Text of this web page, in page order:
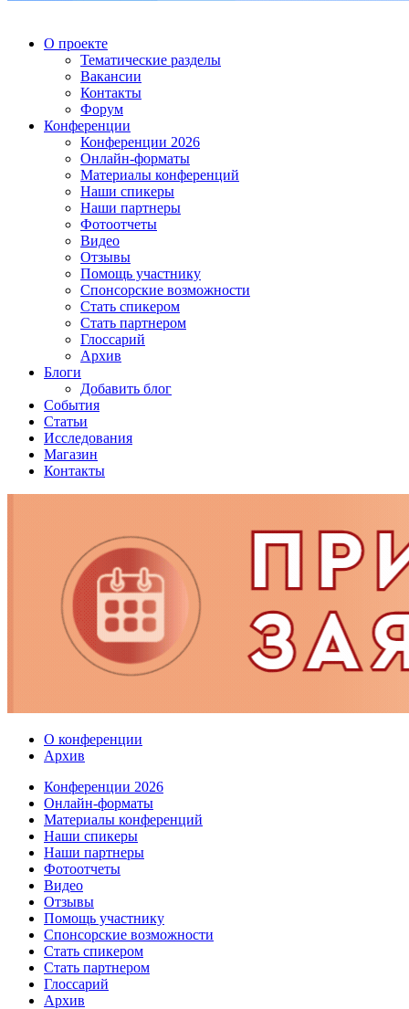
О проекте
Тематические разделы
Вакансии
Контакты
Форум
Конференции
Конференции 2026
Онлайн-форматы
Материалы конференций
Наши спикеры
Наши партнеры
Фотоотчеты
Видео
Отзывы
Помощь участнику
Спонсорские возможности
Стать спикером
Стать партнером
Глоссарий
Архив
Блоги
Добавить блог
События
Статьи
Исследования
Магазин
Контакты
О конференции
Архив
Конференции 2026
Онлайн-форматы
Материалы конференций
Наши спикеры
Наши партнеры
Фотоотчеты
Видео
Отзывы
Помощь участнику
Спонсорские возможности
Стать спикером
Стать партнером
Глоссарий
Архив